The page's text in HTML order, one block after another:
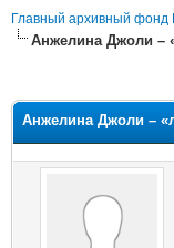
Главный архивный фонд
Анжелина Джоли –
Анжелина Джоли –